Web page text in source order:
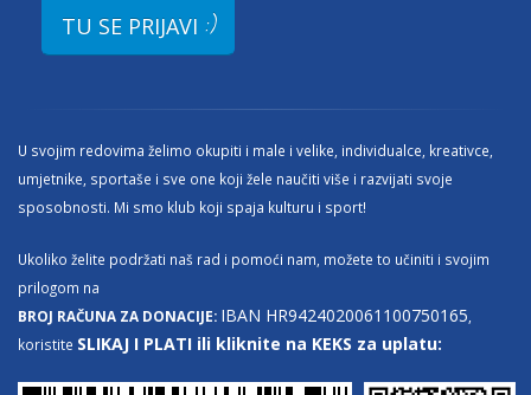
TU SE PRIJAVI :)
U svojim redovima želimo okupiti i male i velike, individualce, kreativce,
umjetnike, sportaše i sve one koji žele naučiti više i razvijati svoje
sposobnosti. Mi smo klub koji spaja kulturu i sport!
Ukoliko želite podržati naš rad i pomoći nam, možete to učiniti i svojim
prilogom na
BROJ RAČUNA ZA DONACIJE: IBAN HR9424020061100750165,
koristite SLIKAJ I PLATI ili kliknite na KEKS za uplatu: